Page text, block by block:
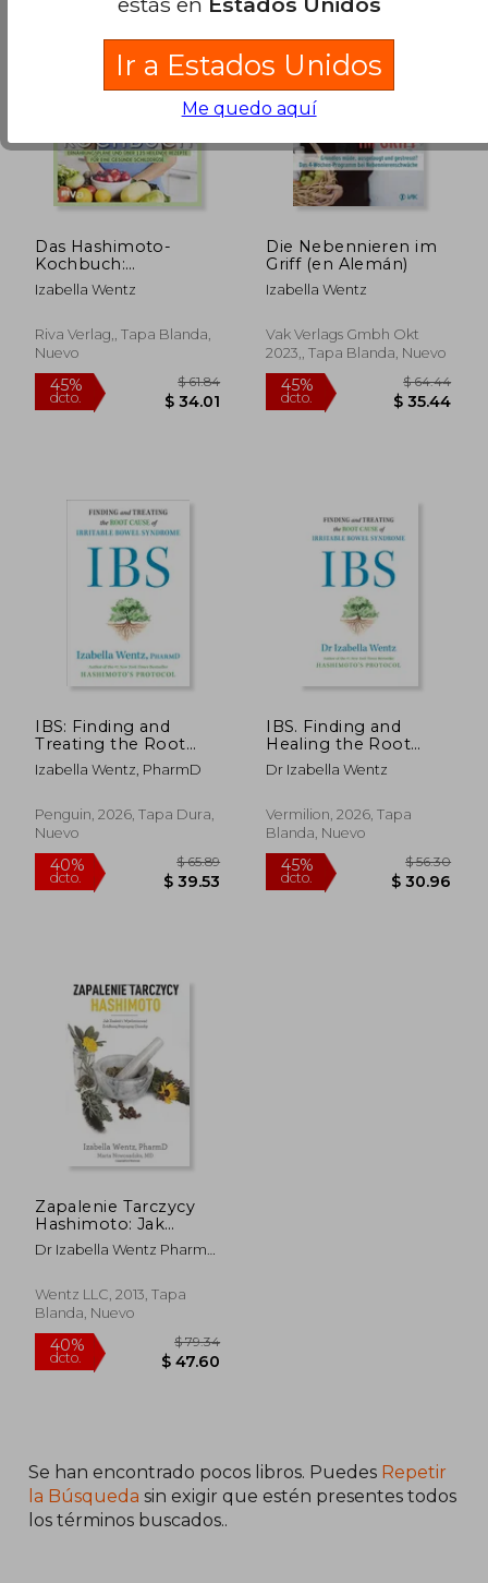
45%
dcto.
45%
dcto.
Das Hashimoto-
Kochbuch:
Ernährungspläne und
Über 125 Heilende
Gesunde Schilddrüse
(en Alemán)
Izabella Wentz
Riva Verlag,, Tapa Blanda,
Nuevo
45%
dcto. $ 34.01
Die Nebennieren im
Griff (en Alemán)
Izabella Wentz
Vak Verlags Gmbh Okt
2023,, Tapa Blanda, Nuevo
45%
dcto.
IBS: Finding and
Treating the Root
Cause of Irritable
Bowel Syndrome (en
Izabella Wentz, PharmD
Penguin, 2026, Tapa Dura,
Nuevo
40%
dcto.
$ 65.89
$ 39.53
IBS. Finding and
Healing the Root
Cause
Dr Izabella Wentz
Vermilion, 2026, Tapa
Blanda, Nuevo
Zapalenie Tarczycy
Hashimoto: Jak
Znalezc i
Wyeliminowac
Choroby (en Polaco)
Dr Izabella Wentz Pharmd;
Izabella Wentz
Wentz LLC, 2013, Tapa
Blanda, Nuevo
Se han encontrado pocos libros. Puedes Repetir
la Búsqueda sin exigir que estén presentes todos
los términos buscados..
Ir a Estados Unidos
Me quedo aquí